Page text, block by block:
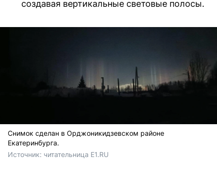
создавая вертикальные световые полосы.
Снимок сделан в Орджоникидзевском районе
Екатеринбурга.
Источник: читательница E1.RU